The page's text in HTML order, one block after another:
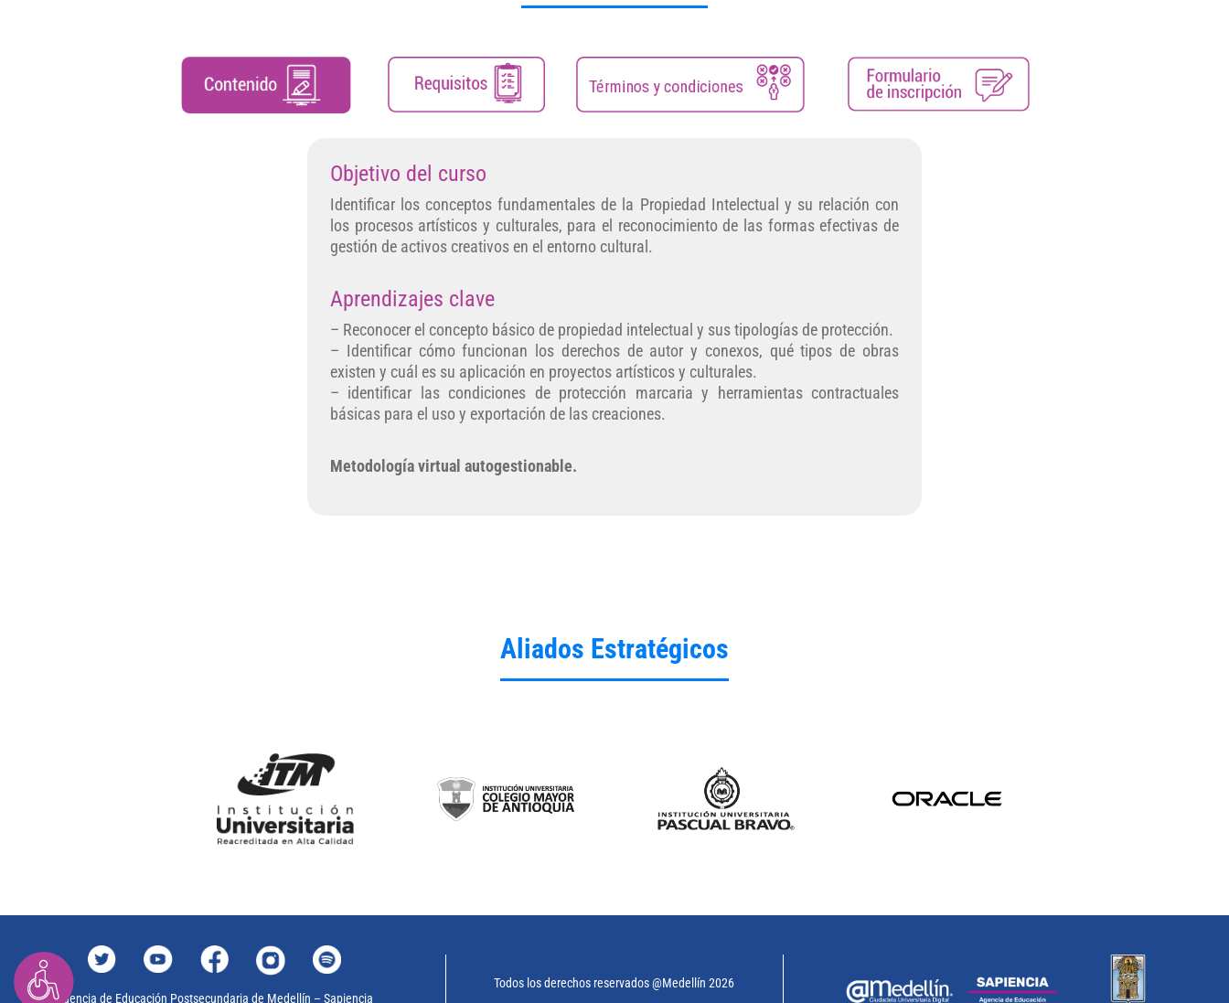
Objetivo del curso
Identificar los conceptos fundamentales de la Propiedad Intelectual y su relación con
los procesos artísticos y culturales, para el reconocimiento de las formas efectivas de
gestión de activos creativos en el entorno cultural.
Aprendizajes clave
– Reconocer el concepto básico de propiedad intelectual y sus tipologías de protección.
– Identificar cómo funcionan los derechos de autor y conexos, qué tipos de obras
existen y cuál es su aplicación en proyectos artísticos y culturales.
– identificar las condiciones de protección marcaria y herramientas contractuales
básicas para el uso y exportación de las creaciones.
Metodología virtual autogestionable.
Aliados Estratégicos
Agencia de Educación Postsecundaria de Medellín – Sapiencia
Todos los derechos reservados @Medellín 2026